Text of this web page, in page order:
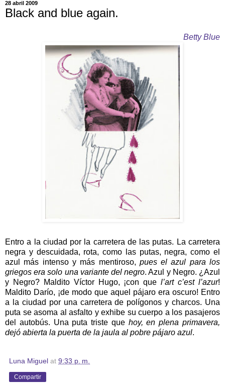
28 abril 2009
Black and blue again.
Betty Blue
Entro a la ciudad por la carretera de las putas. La carretera
negra y descuidada, rota, como las putas, negra, como el
azul más intenso y más mentiroso, pues el azul para los
griegos era solo una variante del negro. Azul y Negro. ¿Azul
y Negro? Maldito Víctor Hugo, ¡con quel’art c’est l’azur!
Maldito Darío, ¡de modo que aquel pájaro era oscuro! Entro
a la ciudad por una carretera de polígonos y charcos. Una
puta se asoma al asfalto y exhibe su cuerpo a los pasajeros
del autobús. Una puta triste que hoy, en plena primavera,
dejó abierta la puerta de la jaula al pobre pájaro azul.
Luna Miguel at 9:33 p. m.
Compartir